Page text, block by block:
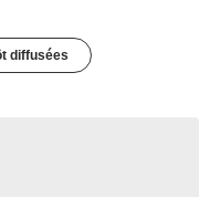
diffusées